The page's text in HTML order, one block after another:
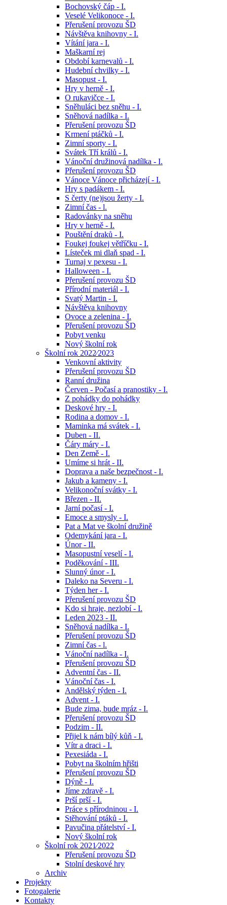
Bochovský čáp - I.
Veselé Velikonoce - I.
Přerušení provozu ŠD
Návštěva knihovny - I.
Vítání jara - I.
Maškarní rej
Období karnevalů - I.
Hudební chvilky - I.
Masopust - I.
Hry v herně - I.
O rukavičce - I.
Sněhuláci bez sněhu - I.
Sněhová nadílka - I.
Přerušení provozu ŠD
Krmení ptáčků - I.
Zimní sporty - I.
Svátek Tří králů - I.
Vánoční družinová nadílka - I.
Přerušení provozu ŠD
Vánoce Vánoce přicházejí - I.
Hry s padákem - I.
S čerty (ne)jsou žerty - I.
Zimní čas - l.
Radovánky na sněhu
Hry v herně - I.
Pouštění draků - I.
Foukej foukej větříčku - I.
Lísteček mi dlaň spad - I.
Turnaj v pexesu - I.
Halloween - I.
Přerušení provozu ŠD
Přírodní materiál - I.
Svatý Martin - I.
Návštěva knihovny
Ovoce a zelenina - I.
Přerušení provozu ŠD
Pobyt venku
Nový školní rok
Školní rok 2022⁄2023
Venkovní aktivity
Přerušení provozu ŠD
Ranní družina
Červen - Počasí a pranostiky - I.
Z pohádky do pohádky
Deskové hry - I.
Rodina a domov - I.
Maminka má svátek - I.
Duben - II.
Čáry máry - I.
Den Země - I.
Umíme si hrát - II.
Doprava a naše bezpečnost - I.
Jakub a kameny - I.
Velikonoční svátky - I.
Březen - II.
Jarní počasí - I.
Emoce a smysly - I.
Pat a Mat ve školní družině
Odemykání jara - I.
Únor - II.
Masopustní veselí - I.
Poděkování - III.
Slunný únor - I.
Daleko na Severu - I.
Týden her - I.
Přerušení provozu ŠD
Kdo si hraje, nezlobí - I.
Leden 2023 - II.
Sněhová nadílka - I.
Přerušení provozu ŠD
Zimní čas - l.
Vánoční nadílka - I.
Přerušení provozu ŠD
Adventní čas - II.
Vánoční čas - I.
Andělský týden - I.
Advent - I.
Bude zima, bude mráz - I.
Přerušení provozu ŠD
Podzim - II.
Přijel k nám bílý kůň - I.
Vítr a draci - I.
Pexesiáda - I.
Pobyt na školním hřišti
Přerušení provozu ŠD
Dýně - I.
Jíme zdravě - I.
Prší prší - I.
Práce s přírodninou - I.
Stěhování ptáků - I.
Pavučina přátelství - I.
Nový školní rok
Školní rok 2021⁄2022
Přerušení provozu ŠD
Stolní deskové hry
Archiv
Projekty
Fotogalerie
Kontakty